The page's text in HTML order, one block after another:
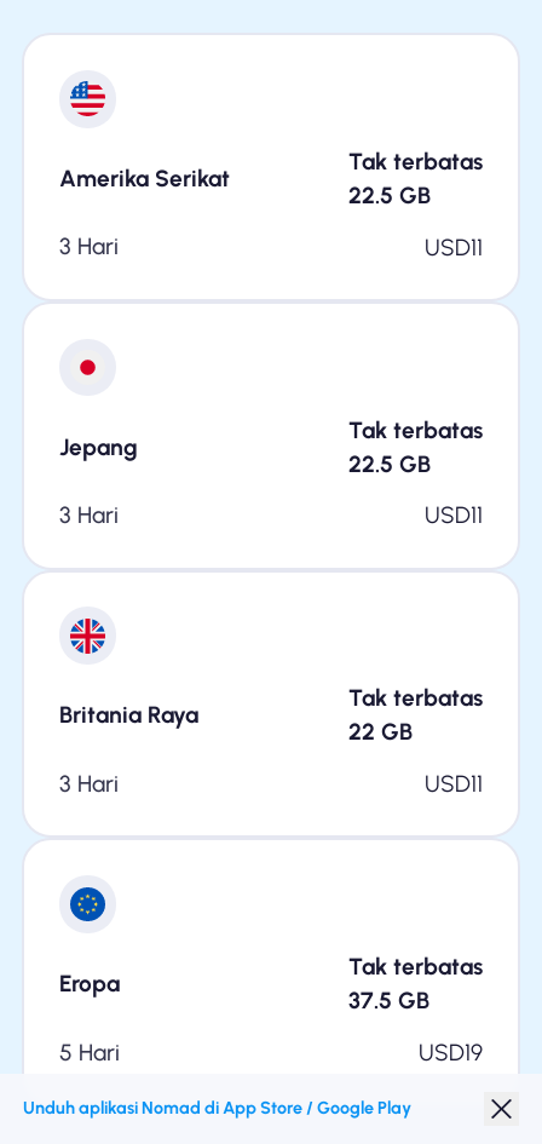
Amerika Serikat
Tak terbatas
22.5 GB
3 Hari
USD11
Jepang
Tak terbatas
22.5 GB
3 Hari
USD11
Britania Raya
Tak terbatas
22 GB
3 Hari
USD11
Eropa
Tak terbatas
37.5 GB
5 Hari
USD19
Unduh aplikasi Nomad di App Store / Google Play